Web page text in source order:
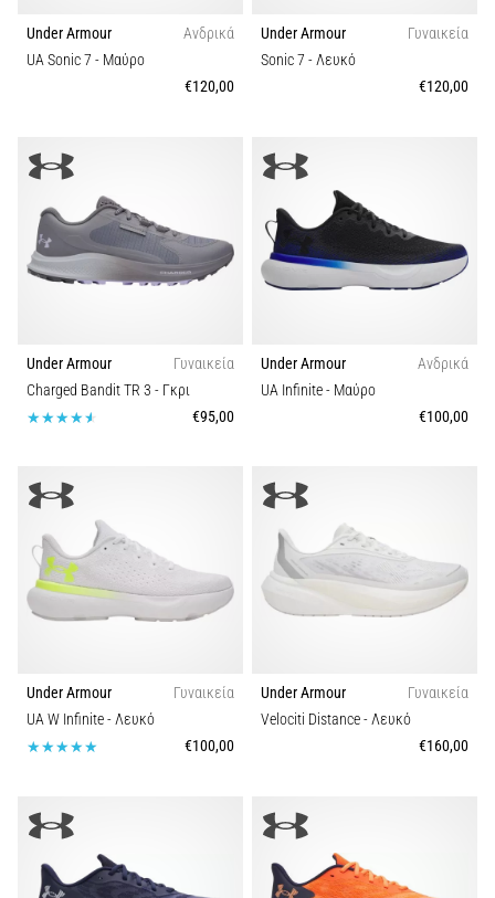
Under Armour
Ανδρικά
UA Sonic 7 - Μαύρο
€120,00
Under Armour
Γυναικεία
Sonic 7 - Λευκό
€120,00
Under Armour
Γυναικεία
Charged Bandit TR 3 - Γκρι
€95,00
Under Armour
Ανδρικά
UA Infinite- Μαύρο
€100,00
Under Armour
Γυναικεία
UA W Infinite- Λευκό
€100,00
Under Armour
Γυναικεία
Velociti Distance- Λευκό
€160,00